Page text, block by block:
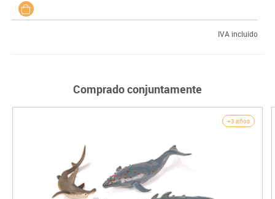
IVA incluido
Comprado conjuntamente
+3 años